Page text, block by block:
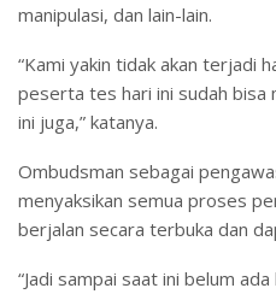
manipulasi, dan lain-lain.
“Kami yakin tidak akan terjadi
peserta tes hari ini sudah bisa
ini juga,” katanya.
Ombudsman sebagai
menyaksikan semua proses
berjalan secara terbuka dan
“Jadi sampai saat ini belum